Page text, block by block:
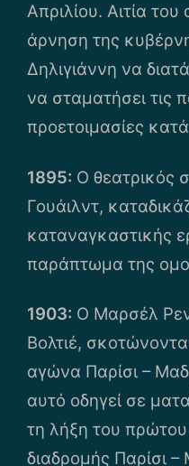
Απριλίου. Αιτία
άρνηση της
Δηλιγιάννη να
να σταματήσει τις
προετοιμασίες
1895: O θεατρικός
Γουάιλντ,
καταναγκαστικής
παράπτωμα της
1903: O Μαρσέλ
Βολτιέ,
αγώνα Παρίσι –
αυτό οδηγεί σε
τη λήξη του
διαδρομής Παρίσι